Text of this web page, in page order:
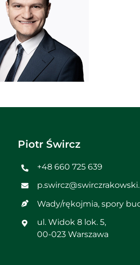
Piotr Śwircz
+48 660 725 639
Wady/rękojmia,spory
ul. Widok 8 lok. 5,
00-023 Warszawa